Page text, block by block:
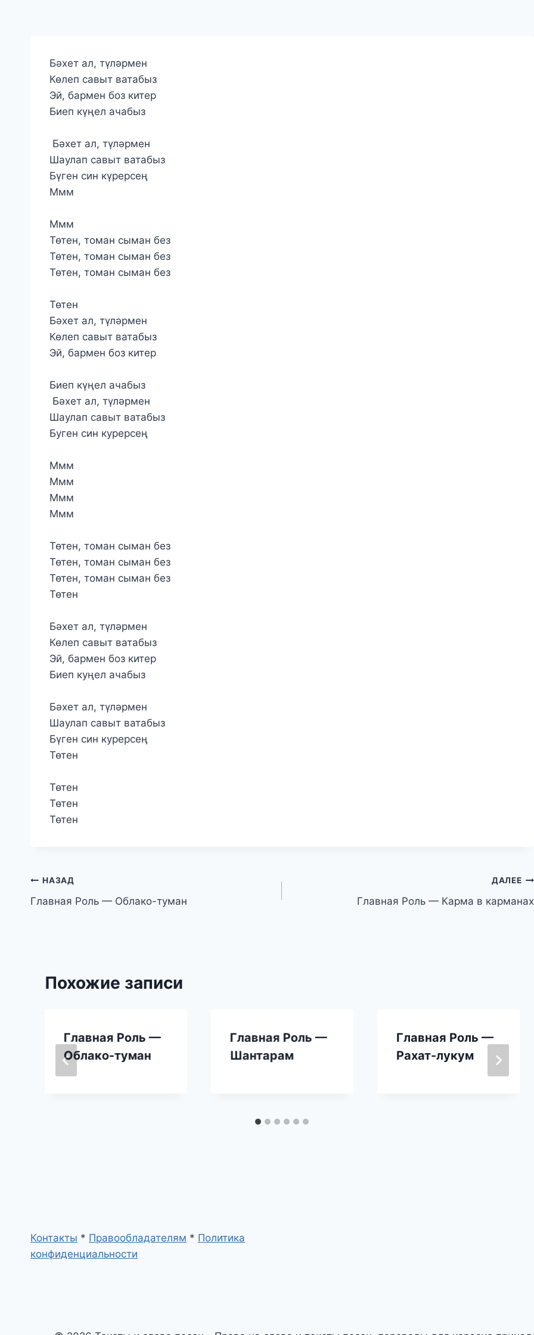
Бәхет ал, түләрмен
Көлеп савыт ватабыз
Эй, бармен боз китер
Биеп күңел ачабыз
Бәхет ал, түләрмен
Шаулап савыт ватабыз
Бүген син күрерсең
Ммм
Ммм
Төтен, томан сыман без
Төтен, томан сыман без
Төтен, томан сыман без
Төтен
Бәхет ал, түләрмен
Көлеп савыт ватабыз
Эй, бармен боз китер
Биеп күңел ачабыз
Бәхет ал, түләрмен
Шаулап савыт ватабыз
Буген син курерсең
Ммм
Ммм
Ммм
Ммм
Төтен, томан сыман без
Төтен, томан сыман без
Төтен, томан сыман без
Төтен
Бәхет ал, түләрмен
Көлеп савыт ватабыз
Эй, бармен боз китер
Биеп куңел ачабыз
Бәхет ал, түләрмен
Шаулап савыт ватабыз
Бүген син курерсең
Төтен
Төтен
Төтен
Төтен
Навигация
по
НАЗАД
Главная Роль — Облако-туман
ДАЛЕЕ
Главная Роль — Карма в карманах
Похожие записи
Главная Роль —
Облако-туман
Главная Роль —
Шантарам
Главная Роль —
Рахат-лукум
Контакты * Правообладателям * Политика
конфиденциальности